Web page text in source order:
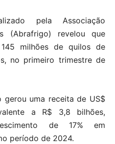
pela Associação
(Abrafrigo) revelou que
milhões de quilos de
no primeiro trimestre de
gerou uma receita de US$
a R$ 3,8 bilhões,
de 17% em
período de 2024.